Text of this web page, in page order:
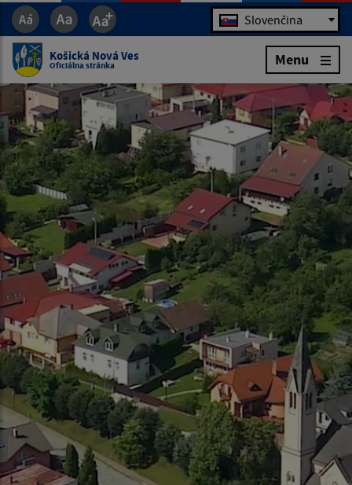
Jazyk Slovenčina
Košická Nová Ves
Oficiálna stránka Menu